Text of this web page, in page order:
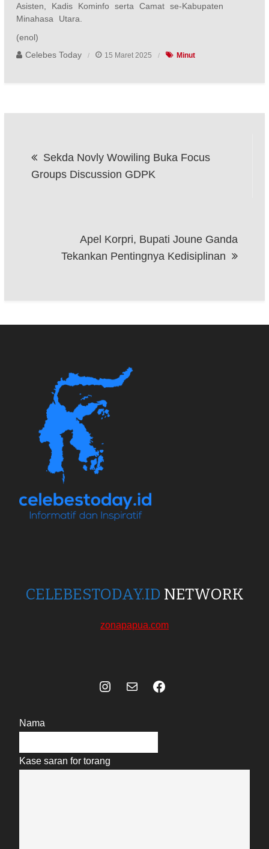
Asisten, Kadis Kominfo serta Camat se-Kabupaten
Minahasa Utara.
(enol)
Celebes Today
15 Maret 2025 Minut
pos
Sekda Novly Wowiling Buka Focus
Groups Discussion GDPK
Apel Korpri, Bupati Joune Ganda
Tekankan Pentingnya Kedisiplinan
CELEBESTODAY.ID NETWORK
zonapapua.com
Instagram
Mail Celebes Today Social Media
Nama
Kase saran for torang